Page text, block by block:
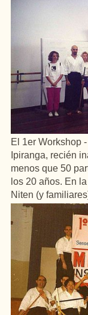
El 1er Workshop
Ipiranga, recién
menos que 50
los 20 años. En
Niten (y